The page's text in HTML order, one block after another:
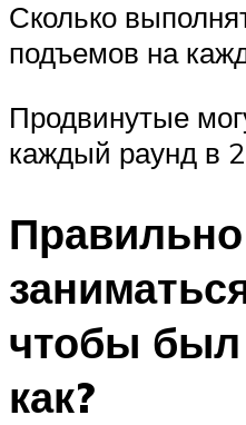
Сколько
подъемов на
Продвинутые
каждый раунд в 2
Правильно
чтобы
как?